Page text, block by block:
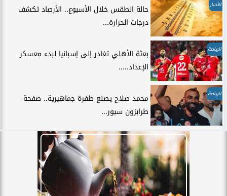
الأخبار
حالة الطقس خلال الأسبوع.. الأرصاد تكشف
درجات الحرارة...
الرياضة
بعثة الأهلي تغادر إلى إسبانيا لبدء معسكر
الإعداد.....
الرياضة
محمد صلاح يصنع طفرة جماهيرية.. صفحة
طرابزون سبور...